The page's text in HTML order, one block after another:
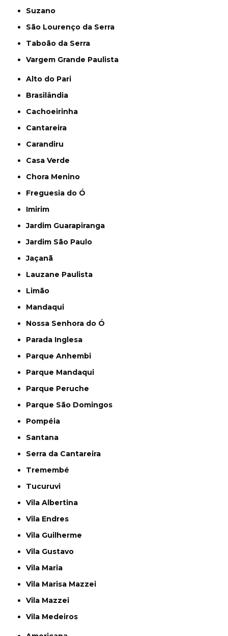
Suzano
São Lourenço da Serra
Taboão da Serra
Vargem Grande Paulista
Alto do Pari
Brasilândia
Cachoeirinha
Cantareira
Carandiru
Casa Verde
Chora Menino
Freguesia do Ó
Imirim
Jardim Guarapiranga
Jardim São Paulo
Jaçanã
Lauzane Paulista
Limão
Mandaqui
Nossa Senhora do Ó
Parada Inglesa
Parque Anhembi
Parque Mandaqui
Parque Peruche
Parque São Domingos
Pompéia
Santana
Serra da Cantareira
Tremembé
Tucuruvi
Vila Albertina
Vila Endres
Vila Guilherme
Vila Gustavo
Vila Maria
Vila Marisa Mazzei
Vila Mazzei
Vila Medeiros